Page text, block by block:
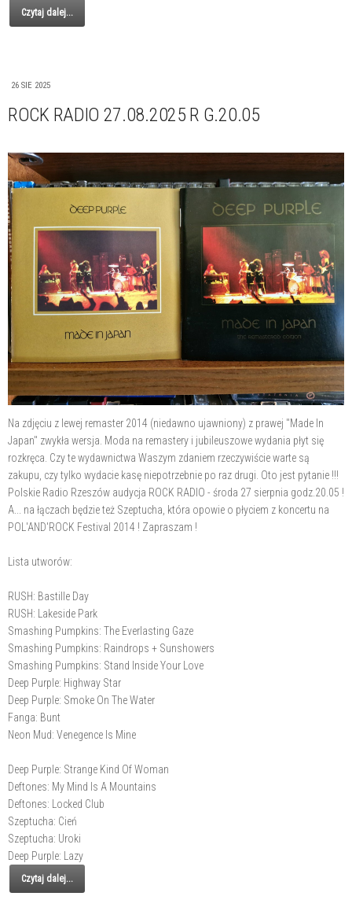
Czytaj dalej...
26 SIE 2025
ROCK RADIO 27.08.2025 R G.20.05
Na zdjęciu z lewej remaster 2014 (niedawno ujawniony) z prawej "Made In
Japan" zwykła wersja. Moda na remastery i jubileuszowe wydania płyt się
rozkręca. Czy tewydawnictwa Waszym zdaniem rzeczywiście warte są
zakupu, czy tylko wydacie kasę niepotrzebnie po raz drugi. Oto jest pytanie !!!
Polskie Radio Rzeszów audycja ROCK RADIO - środa 27 sierpnia godz.20.05 !
A... na łączach będzie też Szeptucha, która opowie o płyciem z koncertu na
POL'AND'ROCK Festival 2014 ! Zapraszam !
Lista utworów:
RUSH: Bastille Day
RUSH: Lakeside Park
Smashing Pumpkins: The Everlasting Gaze
Smashing Pumpkins: Raindrops + Sunshowers
Smashing Pumpkins: Stand Inside Your Love
Deep Purple: Highway Star
Deep Purple: Smoke On The Water
Fanga: Bunt
Neon Mud: Venegence Is Mine
Deep Purple: Strange Kind Of Woman
Deftones: My Mind Is A Mountains
Deftones: Locked Club
Szeptucha: Cień
Szeptucha: Uroki
Deep Purple: Lazy
Czytaj dalej...